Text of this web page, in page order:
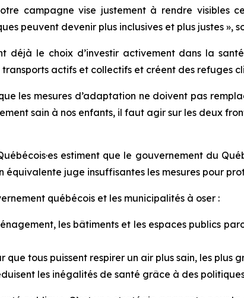
campagne vise justement à rendre visibles
peuvent devenir plus inclusives et plus justes »,
déjà le choix d’investir activement dans la
actifs et collectifs et créent des refuges
les mesures d’adaptation ne doivent pas
sain à nos enfants, il faut agir sur les deux
estiment que le gouvernement du
juge insuffisantes les mesures pour
québécois et les municipalités à oser :
les bâtiments et les espaces publics
tous puissent respirer un air plus sain, les plus
les inégalités de santé grâce à des